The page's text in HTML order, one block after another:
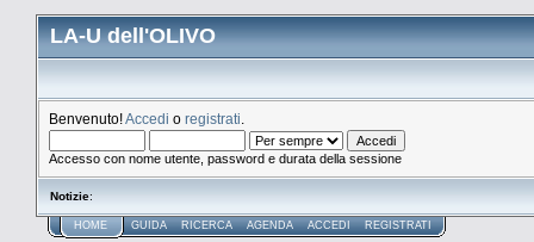
LA-U dell'OLIVO
Benvenuto!Accedi o registrati
Accesso con nome utente, password e durata della sessione
Notizie:
HOME GUIDA RICERCA AGENDA ACCEDI REGISTRATI